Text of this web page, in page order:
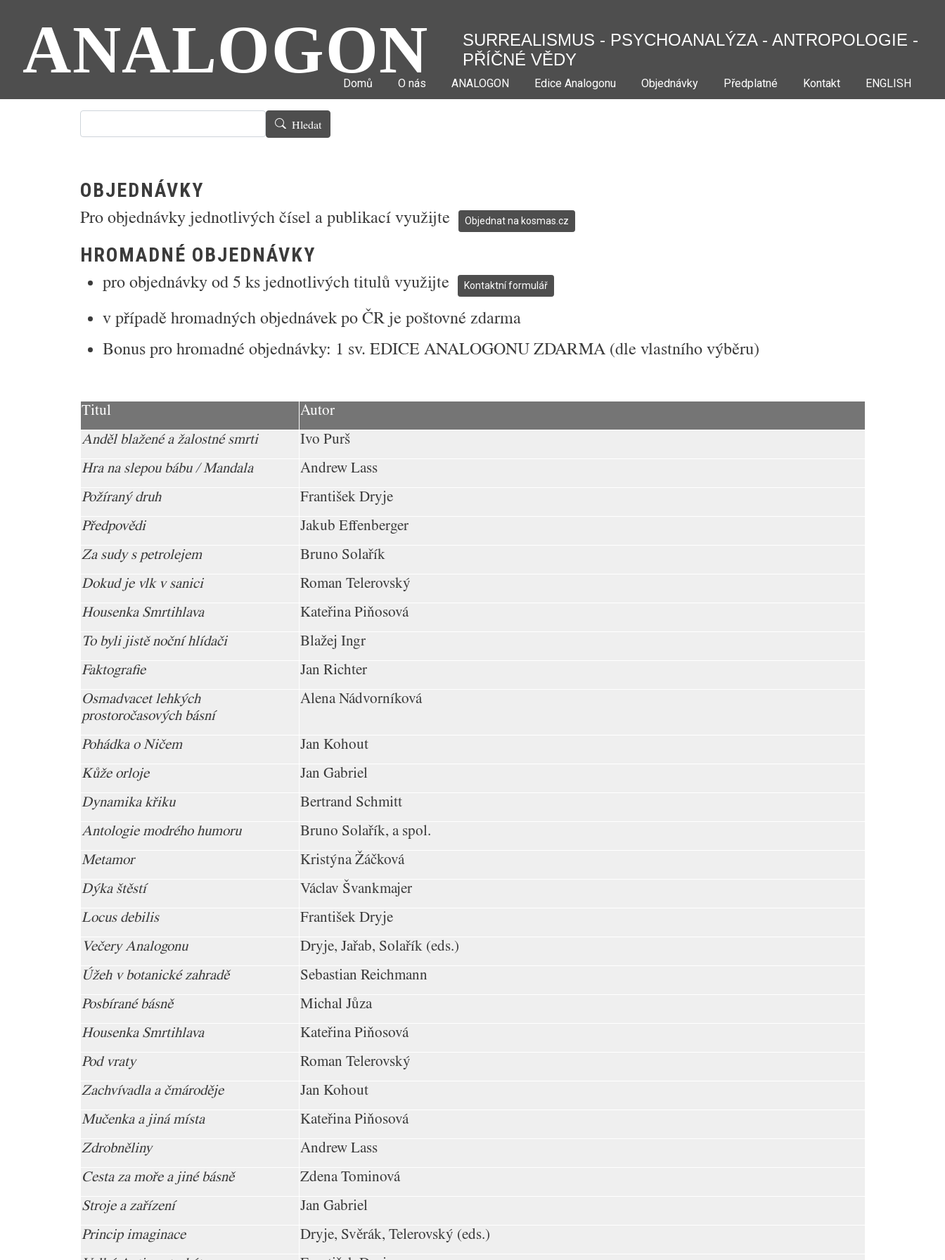
ANALOGON
SURREALISMUS - PSYCHOANALÝZA - ANTROPOLOGIE -
PŘÍČNÉ VĚDY
Domů O nás ANALOGON Edice Analogonu Objednávky Předplatné Kontakt ENGLISH
Hledat
Hledat
OBJEDNÁVKY
Pro objednávky jednotlivých čísel a publikací využijte
Objednat na kosmas.cz
HROMADNÉ OBJEDNÁVKY
pro objednávky od 5 ks jednotlivých titulů využijte
Kontaktní formulář
v případě hromadných objednávek po ČR je poštovné zdarma
Bonus pro hromadné objednávky: 1 sv. EDICE ANALOGONU ZDARMA (dle vlastního výběru)
Titul
Autor
Anděl blažené a žalostné smrti
Ivo Purš
Hra na slepou bábu / Mandala
Andrew Lass
Požíraný druh
František Dryje
Předpovědi
Jakub Effenberger
Za sudy s petrolejem
Bruno Solařík
Dokud je vlk v sanici
Roman Telerovský
Housenka Smrtihlava
Kateřina Piňosová
To byli jistě noční hlídači
Blažej Ingr
Faktografie
Jan Richter
Osmadvacet lehkých
prostoročasových básní
Alena Nádvorníková
Pohádka o Ničem
Jan Kohout
Kůže orloje
Jan Gabriel
Dynamika křiku
Bertrand Schmitt
Antologie modrého humoru
Bruno Solařík, a spol.
Metamor
Kristýna Žáčková
Dýka štěstí
Václav Švankmajer
Locus debilis
František Dryje
Večery Analogonu
Dryje, Jařab, Solařík (eds.)
Úžeh v botanické zahradě
Sebastian Reichmann
Posbírané básně
Michal Jůza
Housenka Smrtihlava
Kateřina Piňosová
Pod vraty
Roman Telerovský
Zachvívadla a čmároděje
Jan Kohout
Mučenka a jiná místa
Kateřina Piňosová
Zdrobněliny
Andrew Lass
Cesta za moře a jiné básně
Zdena Tominová
Stroje a zařízení
Jan Gabriel
Princip imaginace
Dryje, Svěrák, Telerovský (eds.)